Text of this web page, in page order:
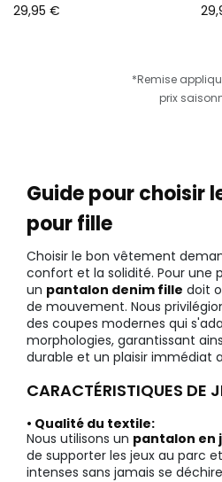
29,95 €
*Remise
prix
Guide pour choisir
pour fille
Choisir le bon vêtement
confort et la solidité. Pour une
un pantalon denim fille doit
de mouvement. Nous
des coupes modernes qui
morphologies, garantissant
durable et un plaisir immédiat
CARACTÉRISTIQUES DE
• Qualité du textile:
Nous utilisons un pantalon en
de supporter les jeux au parc
intenses sans jamais se